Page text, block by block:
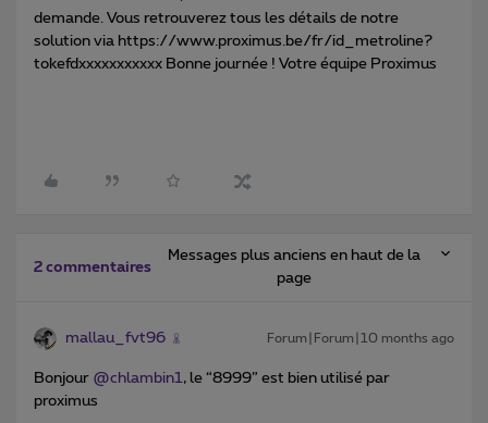
demande. Vous retrouverez tous les détails de notre
solution via https://www.proximus.be/fr/id_metroline?
tokefdxxxxxxxxxxx Bonne journée ! Votre équipe Proximus
2 commentaires
Messages plus anciens en haut de la
page
mallau_fvt96 Forum|Forum|10 months ago
Bonjour ​ @chlambin1 , le “8999” est bien utilisé par
proximus